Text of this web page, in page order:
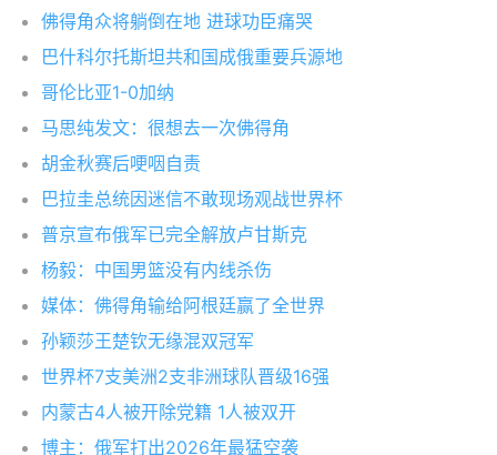
佛得角众将躺倒在地 进球功臣痛哭
巴什科尔托斯坦共和国成俄重要兵源地
哥伦比亚1-0加纳
马思纯发文：很想去一次佛得角
胡金秋赛后哽咽自责
巴拉圭总统因迷信不敢现场观战世界杯
普京宣布俄军已完全解放卢甘斯克
杨毅：中国男篮没有内线杀伤
媒体：佛得角输给阿根廷赢了全世界
孙颖莎王楚钦无缘混双冠军
世界杯7支美洲2支非洲球队晋级16强
内蒙古4人被开除党籍 1人被双开
博主：俄军打出2026年最猛空袭